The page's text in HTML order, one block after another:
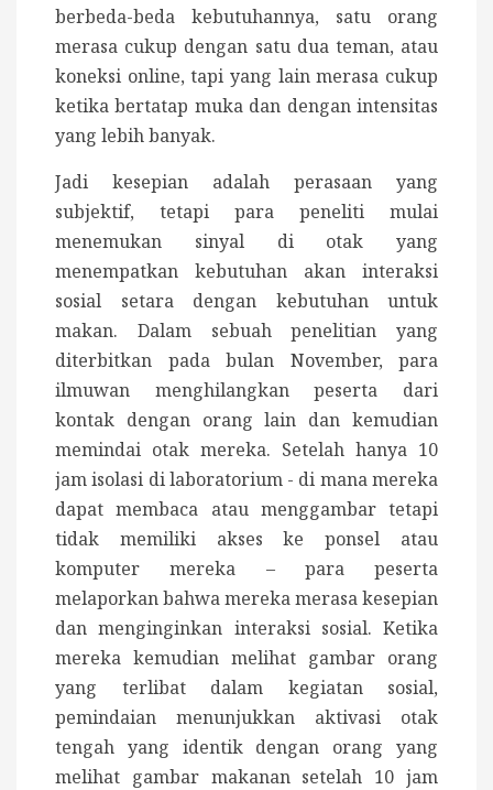
berbeda-beda kebutuhannya, satu orang
merasa cukup dengan satu dua teman, atau
koneksi online, tapi yang lain merasa cukup
ketika bertatap muka dan dengan intensitas
yang lebih banyak.
Jadi kesepian adalah perasaan yang
subjektif, tetapi para peneliti mulai
menemukan sinyal di otak yang
menempatkan kebutuhan akan interaksi
sosial setara dengan kebutuhan untuk
makan. Dalam sebuah penelitian yang
diterbitkan pada bulan November, para
ilmuwan menghilangkan peserta dari
kontak dengan orang lain dan kemudian
memindai otak mereka. Setelah hanya 10
jam isolasi di laboratorium - di mana mereka
dapat membaca atau menggambar tetapi
tidak memiliki akses ke ponsel atau
komputer mereka – para peserta
melaporkan bahwa mereka merasa kesepian
dan menginginkan interaksi sosial. Ketika
mereka kemudian melihat gambar orang
yang terlibat dalam kegiatan sosial,
pemindaian menunjukkan aktivasi otak
tengah yang identik dengan orang yang
melihat gambar makanan setelah 10 jam